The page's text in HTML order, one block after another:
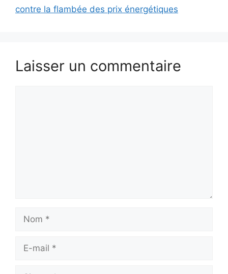
contre la flambée des prix énergétiques
Laisser un commentaire
Nom
Site